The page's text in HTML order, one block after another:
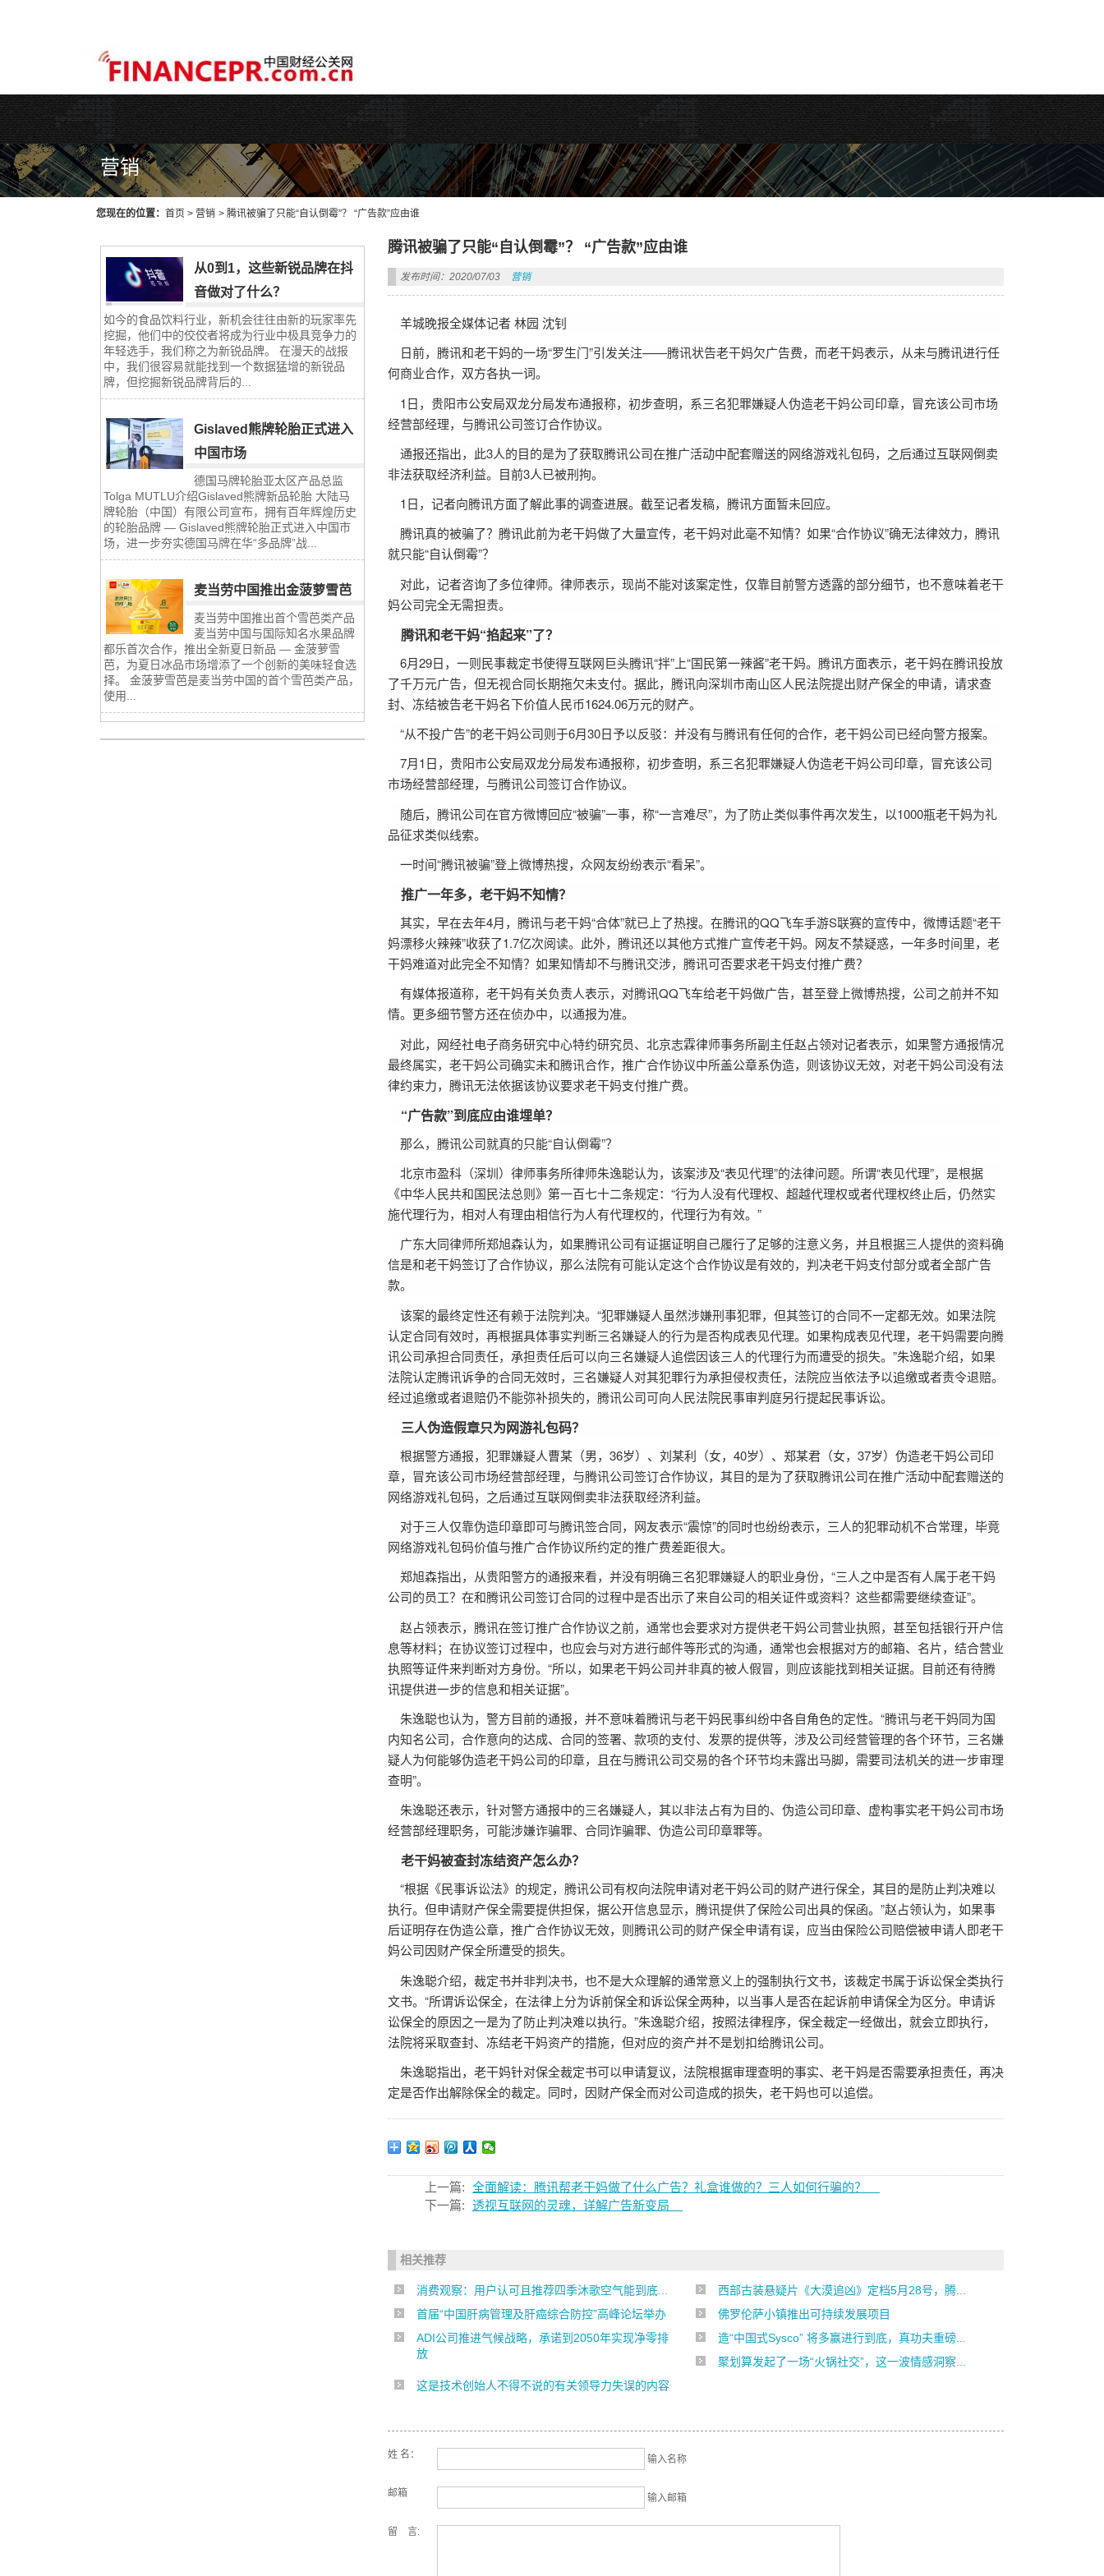
营销
您现在的位置： 首页 > 营销 > 腾讯被骗了只能“自认倒霉”？ “广告款”应由谁
从0到1，这些新锐品牌在抖
音做对了什么？
如今的食品饮料行业，新机会往往由新的玩家率先
挖掘，他们中的佼佼者将成为行业中极具竞争力的
年轻选手，我们称之为新锐品牌。 在漫天的战报
中，我们很容易就能找到一个数据猛增的新锐品
牌，但挖掘新锐品牌背后的...
Gislaved熊牌轮胎正式进入
中国市场
德国马牌轮胎亚太区产品总监
Tolga MUTLU介绍Gislaved熊牌新品轮胎 大陆马
牌轮胎（中国）有限公司宣布，拥有百年辉煌历史
的轮胎品牌 — Gislaved熊牌轮胎正式进入中国市
场，进一步夯实德国马牌在华“多品牌”战...
麦当劳中国推出金菠萝雪芭
麦当劳中国推出首个雪芭类产品
麦当劳中国与国际知名水果品牌
都乐首次合作，推出全新夏日新品 — 金菠萝雪
芭，为夏日冰品市场增添了一个创新的美味轻食选
择。 金菠萝雪芭是麦当劳中国的首个雪芭类产品，
使用...
腾讯被骗了只能“自认倒霉”？ “广告款”应由谁
发布时间：2020/07/03 营销
羊城晚报全媒体记者 林园 沈钊
日前，腾讯和老干妈的一场“罗生门”引发关注——腾讯状告老干妈欠广告费，而老干妈表示，从未与腾讯进行任
何商业合作，双方各执一词。
1日，贵阳市公安局双龙分局发布通报称，初步查明，系三名犯罪嫌疑人伪造老干妈公司印章，冒充该公司市场
经营部经理，与腾讯公司签订合作协议。
通报还指出，此3人的目的是为了获取腾讯公司在推广活动中配套赠送的网络游戏礼包码，之后通过互联网倒卖
非法获取经济利益。目前3人已被刑拘。
1日，记者向腾讯方面了解此事的调查进展。截至记者发稿，腾讯方面暂未回应。
腾讯真的被骗了？腾讯此前为老干妈做了大量宣传，老干妈对此毫不知情？如果“合作协议”确无法律效力，腾讯
就只能“自认倒霉”？
对此，记者咨询了多位律师。律师表示，现尚不能对该案定性，仅靠目前警方透露的部分细节，也不意味着老干
妈公司完全无需担责。
腾讯和老干妈“掐起来”了？
6月29日，一则民事裁定书使得互联网巨头腾讯“拌”上“国民第一辣酱”老干妈。腾讯方面表示，老干妈在腾讯投放
了千万元广告，但无视合同长期拖欠未支付。据此，腾讯向深圳市南山区人民法院提出财产保全的申请，请求查
封、冻结被告老干妈名下价值人民币1624.06万元的财产。
“从不投广告”的老干妈公司则于6月30日予以反驳：并没有与腾讯有任何的合作，老干妈公司已经向警方报案。
7月1日，贵阳市公安局双龙分局发布通报称，初步查明，系三名犯罪嫌疑人伪造老干妈公司印章，冒充该公司
市场经营部经理，与腾讯公司签订合作协议。
随后，腾讯公司在官方微博回应“被骗”一事，称“一言难尽”，为了防止类似事件再次发生，以1000瓶老干妈为礼
品征求类似线索。
一时间“腾讯被骗”登上微博热搜，众网友纷纷表示“看呆”。
推广一年多，老干妈不知情？
其实，早在去年4月，腾讯与老干妈“合体”就已上了热搜。在腾讯的QQ飞车手游S联赛的宣传中，微博话题“老干
妈漂移火辣辣”收获了1.7亿次阅读。此外，腾讯还以其他方式推广宣传老干妈。网友不禁疑惑，一年多时间里，老
干妈难道对此完全不知情？如果知情却不与腾讯交涉，腾讯可否要求老干妈支付推广费？
有媒体报道称，老干妈有关负责人表示，对腾讯QQ飞车给老干妈做广告，甚至登上微博热搜，公司之前并不知
情。更多细节警方还在侦办中，以通报为准。
对此，网经社电子商务研究中心特约研究员、北京志霖律师事务所副主任赵占领对记者表示，如果警方通报情况
最终属实，老干妈公司确实未和腾讯合作，推广合作协议中所盖公章系伪造，则该协议无效，对老干妈公司没有法
律约束力，腾讯无法依据该协议要求老干妈支付推广费。
“广告款”到底应由谁埋单？
那么，腾讯公司就真的只能“自认倒霉”？
北京市盈科（深圳）律师事务所律师朱逸聪认为，该案涉及“表见代理”的法律问题。所谓“表见代理”，是根据
《中华人民共和国民法总则》第一百七十二条规定：“行为人没有代理权、超越代理权或者代理权终止后，仍然实
施代理行为，相对人有理由相信行为人有代理权的，代理行为有效。”
广东大同律师所郑旭森认为，如果腾讯公司有证据证明自己履行了足够的注意义务，并且根据三人提供的资料确
信是和老干妈签订了合作协议，那么法院有可能认定这个合作协议是有效的，判决老干妈支付部分或者全部广告
款。
该案的最终定性还有赖于法院判决。“犯罪嫌疑人虽然涉嫌刑事犯罪，但其签订的合同不一定都无效。如果法院
认定合同有效时，再根据具体事实判断三名嫌疑人的行为是否构成表见代理。如果构成表见代理，老干妈需要向腾
讯公司承担合同责任，承担责任后可以向三名嫌疑人追偿因该三人的代理行为而遭受的损失。”朱逸聪介绍，如果
法院认定腾讯诉争的合同无效时，三名嫌疑人对其犯罪行为承担侵权责任，法院应当依法予以追缴或者责令退赔。
经过追缴或者退赔仍不能弥补损失的，腾讯公司可向人民法院民事审判庭另行提起民事诉讼。
三人伪造假章只为网游礼包码？
根据警方通报，犯罪嫌疑人曹某（男，36岁）、刘某利（女，40岁）、郑某君（女，37岁）伪造老干妈公司印
章，冒充该公司市场经营部经理，与腾讯公司签订合作协议，其目的是为了获取腾讯公司在推广活动中配套赠送的
网络游戏礼包码，之后通过互联网倒卖非法获取经济利益。
对于三人仅靠伪造印章即可与腾讯签合同，网友表示“震惊”的同时也纷纷表示，三人的犯罪动机不合常理，毕竟
网络游戏礼包码价值与推广合作协议所约定的推广费差距很大。
郑旭森指出，从贵阳警方的通报来看，并没有明确三名犯罪嫌疑人的职业身份，“三人之中是否有人属于老干妈
公司的员工？在和腾讯公司签订合同的过程中是否出示了来自公司的相关证件或资料？这些都需要继续查证”。
赵占领表示，腾讯在签订推广合作协议之前，通常也会要求对方提供老干妈公司营业执照，甚至包括银行开户信
息等材料；在协议签订过程中，也应会与对方进行邮件等形式的沟通，通常也会根据对方的邮箱、名片，结合营业
执照等证件来判断对方身份。“所以，如果老干妈公司并非真的被人假冒，则应该能找到相关证据。目前还有待腾
讯提供进一步的信息和相关证据”。
朱逸聪也认为，警方目前的通报，并不意味着腾讯与老干妈民事纠纷中各自角色的定性。“腾讯与老干妈同为国
内知名公司，合作意向的达成、合同的签署、款项的支付、发票的提供等，涉及公司经营管理的各个环节，三名嫌
疑人为何能够伪造老干妈公司的印章，且在与腾讯公司交易的各个环节均未露出马脚，需要司法机关的进一步审理
查明”。
朱逸聪还表示，针对警方通报中的三名嫌疑人，其以非法占有为目的、伪造公司印章、虚构事实老干妈公司市场
经营部经理职务，可能涉嫌诈骗罪、合同诈骗罪、伪造公司印章罪等。
老干妈被查封冻结资产怎么办？
“根据《民事诉讼法》的规定，腾讯公司有权向法院申请对老干妈公司的财产进行保全，其目的是防止判决难以
执行。但申请财产保全需要提供担保，据公开信息显示，腾讯提供了保险公司出具的保函。”赵占领认为，如果事
后证明存在伪造公章，推广合作协议无效，则腾讯公司的财产保全申请有误，应当由保险公司赔偿被申请人即老干
妈公司因财产保全所遭受的损失。
朱逸聪介绍，裁定书并非判决书，也不是大众理解的通常意义上的强制执行文书，该裁定书属于诉讼保全类执行
文书。“所谓诉讼保全，在法律上分为诉前保全和诉讼保全两种，以当事人是否在起诉前申请保全为区分。申请诉
讼保全的原因之一是为了防止判决难以执行。”朱逸聪介绍，按照法律程序，保全裁定一经做出，就会立即执行，
法院将采取查封、冻结老干妈资产的措施，但对应的资产并不是划扣给腾讯公司。
朱逸聪指出，老干妈针对保全裁定书可以申请复议，法院根据审理查明的事实、老干妈是否需要承担责任，再决
定是否作出解除保全的裁定。同时，因财产保全而对公司造成的损失，老干妈也可以追偿。
上一篇: 全面解读：腾讯帮老干妈做了什么广告？礼盒谁做的？三人如何行骗的？
下一篇: 透视互联网的灵魂，详解广告新变局
相关推荐
消费观察：用户认可且推荐四季沐歌空气能到底...
西部古装悬疑片《大漠追凶》定档5月28号，腾...
首届“中国肝病管理及肝癌综合防控”高峰论坛举办
佛罗伦萨小镇推出可持续发展项目
ADI公司推进气候战略，承诺到2050年实现净零排
放
造“中国式Sysco” 将多赢进行到底，真功夫重磅...
聚划算发起了一场“火锅社交”，这一波情感洞察...
这是技术创始人不得不说的有关领导力失误的内容
姓 名： 输入名称
邮箱 输入邮箱
留 言: